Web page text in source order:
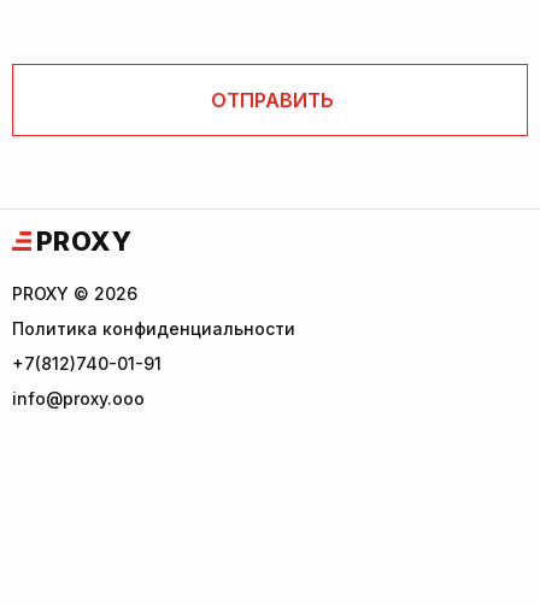
PROXY
PROXY © 2026
Политика конфиденциальности
+7(812)740-01-91
info@proxy.ooo